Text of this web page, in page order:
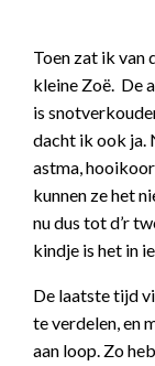
Toen zat ik van
kleine Zoë. De
is
dacht ik ook ja.
astma,
kunnen ze het
nu dus tot d’r
kindje is het in
De laatste tijd
te verdelen, en
aan loop. Zo